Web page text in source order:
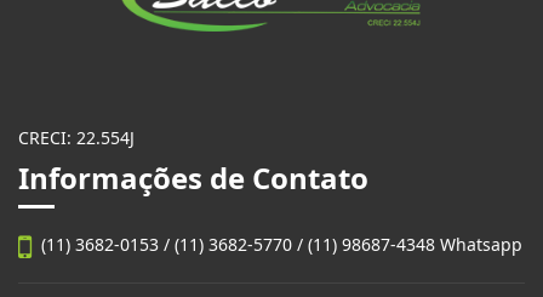
CRECI: 22.554J
Informações de Contato
(11) 3682-0153 / (11) 3682-5770 / (11) 98687-4348 Whatsapp